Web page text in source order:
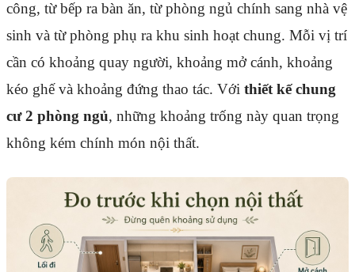
công, từ bếp ra bàn ăn, từ phòng ngủ chính sang nhà vệ
sinh và từ phòng phụ ra khu sinh hoạt chung. Mỗi vị trí
cần có khoảng quay người, khoảng mở cánh, khoảng
kéo ghế và khoảng đứng thao tác. Với thiết kế chung
cư 2 phòng ngủ, những khoảng trống này quan trọng
không kém chính món nội thất.